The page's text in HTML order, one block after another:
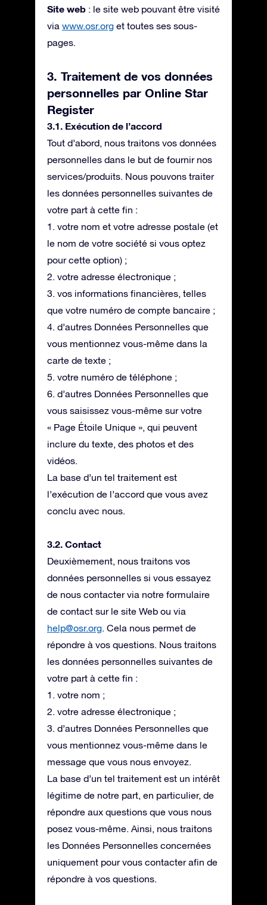
Site web : le site web pouvant être visité
via www.osr.org et toutes ses sous-
pages.
3. Traitement de vos données
personnelles par Online Star
Register
3.1. Exécution de l’accord
Tout d’abord, nous traitons vos données
personnelles dans le but de fournir nos
services/produits. Nous pouvons traiter
les données personnelles suivantes de
votre part à cette fin :
1. votre nom et votre adresse postale (et
le nom de votre société si vous optez
pour cette option) ;
2. votre adresse électronique ;
3. vos informations financières, telles
que votre numéro de compte bancaire ;
4. d’autres Données Personnelles que
vous mentionnez vous-même dans la
carte de texte ;
5. votre numéro de téléphone ;
6. d’autres Données Personnelles que
vous saisissez vous-même sur votre
« Page Étoile Unique », qui peuvent
inclure du texte, des photos et des
vidéos.
La base d’un tel traitement est
l’exécution de l’accord que vous avez
conclu avec nous.
3.2. Contact
Deuxièmement, nous traitons vos
données personnelles si vous essayez
de nous contacter via notre formulaire
de contact sur le site Web ou via
help@osr.org. Cela nous permet de
répondre à vos questions. Nous traitons
les données personnelles suivantes de
votre part à cette fin :
1. votre nom ;
2. votre adresse électronique ;
3. d’autres Données Personnelles que
vous mentionnez vous-même dans le
message que vous nous envoyez.
La base d’un tel traitement est un intérêt
légitime de notre part, en particulier, de
répondre aux questions que vous nous
posez vous-même. Ainsi, nous traitons
les Données Personnelles concernées
uniquement pour vous contacter afin de
répondre à vos questions.